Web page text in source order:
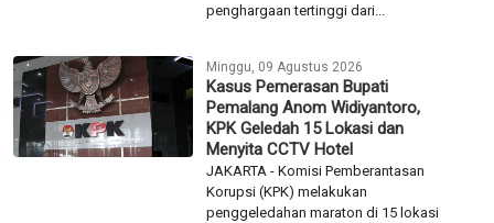
penghargaan tertinggi dari...
Minggu, 09 Agustus 2026
Kasus Pemerasan Bupati
Pemalang Anom Widiyantoro,
KPK Geledah 15 Lokasi dan
Menyita CCTV Hotel
JAKARTA - Komisi Pemberantasan
Korupsi (KPK) melakukan
penggeledahan maraton di 15 lokasi